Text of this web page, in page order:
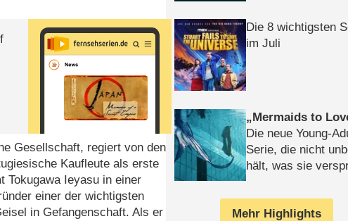
Gesellschaft, regiert von den
Kaufleute als erste
Tokugawa Ieyasu in einer
einer der wichtigsten
in Gefangenschaft. Als er
Die 8 wichtigsten
im Juli
Mermaids to
Die neue Young-
Serie, die nicht
hält, was sie
Mehr Highlights